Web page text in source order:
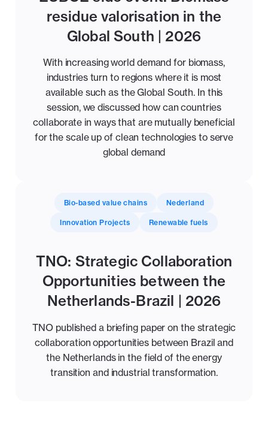
residue valorisation in the
Global South | 2026
With increasing world demand for biomass,
industries turn to regions where it is most
available such as the Global South. In this
session, we discussed how can countries
collaborate in ways that are mutually beneficial
for the scale up of clean technologies to serve
global demand
Bio-based value chains Nederland
Innovation Projects Renewable fuels
TNO: Strategic Collaboration
Opportunities between the
Netherlands-Brazil | 2026
TNO published a briefing paper on the strategic
collaboration opportunities between Brazil and
the Netherlands in the field of the energy
transition and industrial transformation.